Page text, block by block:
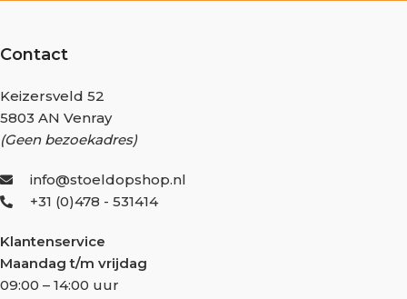
Contact
Keizersveld 52
5803 AN Venray
(Geen bezoekadres)
info@stoeldopshop.nl
+31 (0)478 - 531414
Klantenservice
Maandag t/m vrijdag
09:00 – 14:00 uur